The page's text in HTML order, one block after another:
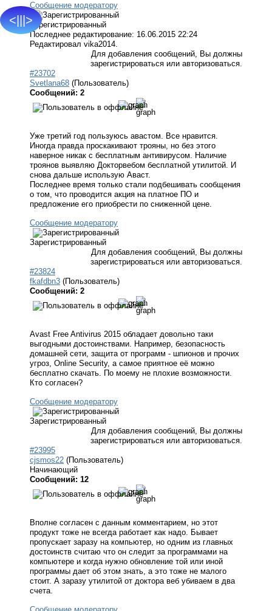
<|||>
Сообщение модератору
Зарегистрированный
Последнее редактирование: 16.06.2015 22:24
Редактировал vika2014.
Для добавления сообщений, Вы должны
зарегистрироваться или авторизоваться.
#23702
Svetlana68 (Пользователь)
Сообщений: 2
Уже третий год пользуюсь авастом. Все нравится.
Иногда правда проскакивают трояны, но без этого
наверное никак с бесплатным антивирусом. Наличие
троянов выявляю Докторвебом бесплатной утилитой. И
снова дальше использую Аваст.
Последнее время только стали подбешивать сообщения
о том, что проводится акция на платное ПО и
предложение его приобрести по сниженной цене.
Сообщение модератору
Зарегистрированный
Для добавления сообщений, Вы должны
зарегистрироваться или авторизоваться.
#23824
fkafdbn3 (Пользователь)
Сообщений: 2
Avast Free Antivirus 2015 обладает довольно таки
выгодными достоинствами. Например, безопасность
домашней сети, защита от программ - шпионов и прочих
угроз, Online Security, а самое приятное её можно
бесплатно скачать. По моему не плохие возможности.
Кто согласен?
Сообщение модератору
Зарегистрированный
Для добавления сообщений, Вы должны
зарегистрироваться или авторизоваться.
#23995
cjsmos22 (Пользователь)
Начинающий
Сообщений: 12
Вполне согласен с данным комментарием, но этот
продукт тоже не всегда работает как надо. Бывает
пропускает заразу на компьютер, но одним из главных
достоинств считаю что он следит за программами на
компьютере и когда нужно обновление той или иной
программы дает об этом знать, а это тоже не малого
стоит. А заразу утилитой от доктора веб убиваем в два
счета.